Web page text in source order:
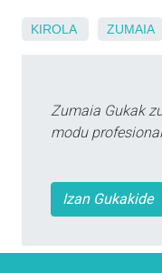
KIROLA ZUMAIA
Zumaia Gukak
modu
Izan Gukakide